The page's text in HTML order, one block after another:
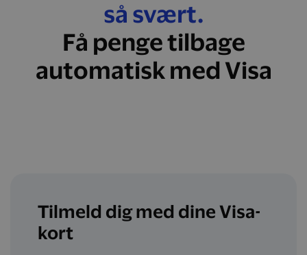
så svært.
Få penge tilbage
automatisk med Visa
Tilmeld dig med dine Visa-
kort